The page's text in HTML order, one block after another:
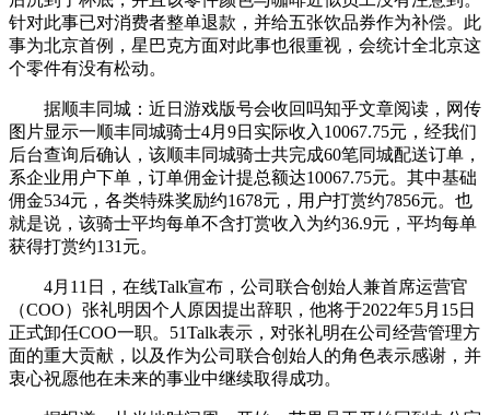
针对此事已对消费者整单退款，并给五张饮品券作为补偿。此
事为北京首例，星巴克方面对此事也很重视，会统计全北京这
个零件有没有松动。
据顺丰同城：近日游戏版号会收回吗知乎文章阅读，网传
图片显示一顺丰同城骑士4月9日实际收入10067.75元，经我们
后台查询后确认，该顺丰同城骑士共完成60笔同城配送订单，
系企业用户下单，订单佣金计提总额达10067.75元。其中基础
佣金534元，各类特殊奖励约1678元，用户打赏约7856元。也
就是说，该骑士平均每单不含打赏收入为约36.9元，平均每单
获得打赏约131元。
4月11日，在线Talk宣布，公司联合创始人兼首席运营官
（COO）张礼明因个人原因提出辞职，他将于2022年5月15日
正式卸任COO一职。51Talk表示，对张礼明在公司经营管理方
面的重大贡献，以及作为公司联合创始人的角色表示感谢，并
衷心祝愿他在未来的事业中继续取得成功。